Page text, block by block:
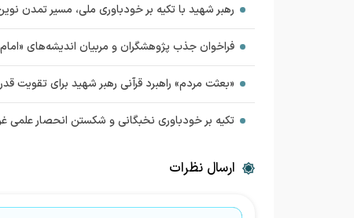
رهبر شهید با تکیه بر خودباوری ملی، مسیر تمدن
فراخوان جذب پژوهشگران و مربیان اندیشه‌های
«بعثت مردم» راهبرد قرآنی رهبر شهید برای تقویت
تکیه بر خودباوری نخبگانی و شکستن انحصار علمی
ارسال نظرات